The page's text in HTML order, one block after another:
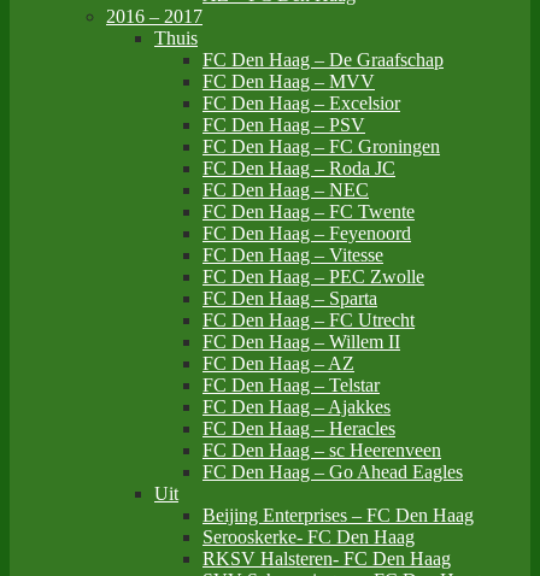
2016 – 2017
Thuis
FC Den Haag – De Graafschap
FC Den Haag – MVV
FC Den Haag – Excelsior
FC Den Haag – PSV
FC Den Haag – FC Groningen
FC Den Haag – Roda JC
FC Den Haag – NEC
FC Den Haag – FC Twente
FC Den Haag – Feyenoord
FC Den Haag – Vitesse
FC Den Haag – PEC Zwolle
FC Den Haag – Sparta
FC Den Haag – FC Utrecht
FC Den Haag – Willem II
FC Den Haag – AZ
FC Den Haag – Telstar
FC Den Haag – Ajakkes
FC Den Haag – Heracles
FC Den Haag – sc Heerenveen
FC Den Haag – Go Ahead Eagles
Uit
Beijing Enterprises – FC Den Haag
Serooskerke- FC Den Haag
RKSV Halsteren- FC Den Haag